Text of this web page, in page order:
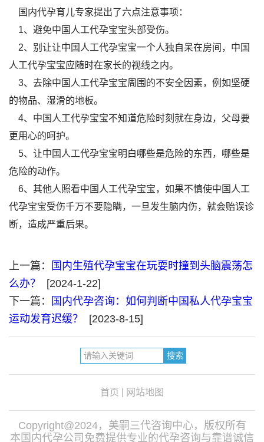
国内代孕育儿专家提出了六点注意事项：
1、避免中国人工代孕宝宝头部受伤。
2、别让让中国人工代孕宝宝一个人独自呆在房间，中国
人工代孕宝宝应随时在家长的视线之内。
3、去除中国人工代孕宝宝周围的不安全因素，例如坚硬
的物品、湿滑的地板。
4、中国人工代孕宝宝不知道危险时刻就在身边，父母要
更用心的呵护。
5、让中国人工代孕宝宝明白哪些是危险的东西，哪些是
危险的动作。
6、其他人照看中国人工代孕宝宝，如果不慎使中国人工
代孕宝宝受伤千万不要隐瞒，一旦发生脑内伤，就会贻误诊
断，造成严重后果。
上一篇：
国内生殖代孕宝宝在玩耍时撞到头脑震荡怎
么办？
[2024-1-22]
下一篇：
国内代孕咨询：如何判断中国私人代孕宝宝
运动发育迟缓？
[2023-8-15]
首页 网站地图
Copyright@2024，美嗣三代咨询中心，版权所有
本国内代孕公司免费提供专业的代孕咨询与靠谱诚信